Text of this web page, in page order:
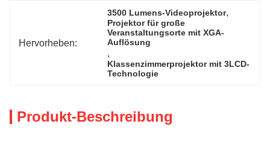
Hervorheben:
3500 Lumens-Videoprojektor,
Projektor für große
Veranstaltungsorte mit XGA-
Auflösung
,
Klassenzimmerprojektor mit 3LCD-
Technologie
Produkt-Beschreibung